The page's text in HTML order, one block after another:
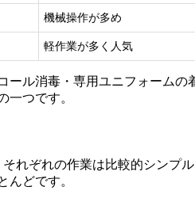
機械操作が多め
軽作業が多く人気
ール消毒・専用ユニフォームの
一つです。
れぞれの作業は比較的シンプ
んどです。